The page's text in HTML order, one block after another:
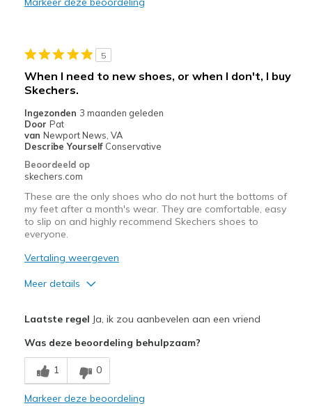
Casual Wear
Width
Feels true to width
Sizing
Feels true to size
View On Shoes
Shoes are for Wearing
5
When I need to new shoes, or when I don't, I buy
Skechers.
Ingezonden 3 maanden geleden
Door Pat
van Newport News, VA
Describe Yourself Conservative
Beoordeeld op
skechers.com
These are the only shoes who do not hurt the bottoms of
my feet after a month's wear. They are comfortable, easy
to slip on and highly recommend Skechers shoes to
everyone.
Vertaling weergeven
Meer details
Comfortable
Stylish
Laatste regel Ja, ik zou aanbevelen aan een vriend
Was deze beoordeling behulpzaam?
1 0
Markeer deze beoordeling